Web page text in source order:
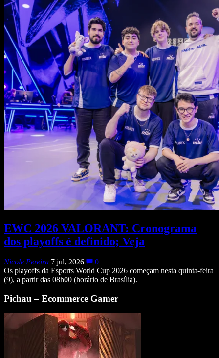
EWC 2026 VALORANT: Cronograma
dos playoffs é definido; Veja
Nicole Pereira 7 jul, 2026
0
Os playoffs da Esports World Cup 2026 começam nesta quinta-feira
(9), a partir das 08h00 (horário de Brasília).
Pichau – Ecommerce Gamer